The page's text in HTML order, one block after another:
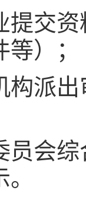
提交
）；
构派
员会